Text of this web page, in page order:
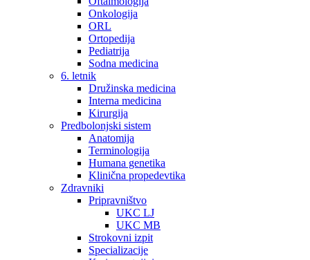
Onkologija
ORL
Ortopedija
Pediatrija
Sodna medicina
6. letnik
Družinska medicina
Interna medicina
Kirurgija
Predbolonjski sistem
Anatomija
Terminologija
Humana genetika
Klinična propedevtika
Zdravniki
Pripravništvo
UKC LJ
UKC MB
Strokovni izpit
Specializacije